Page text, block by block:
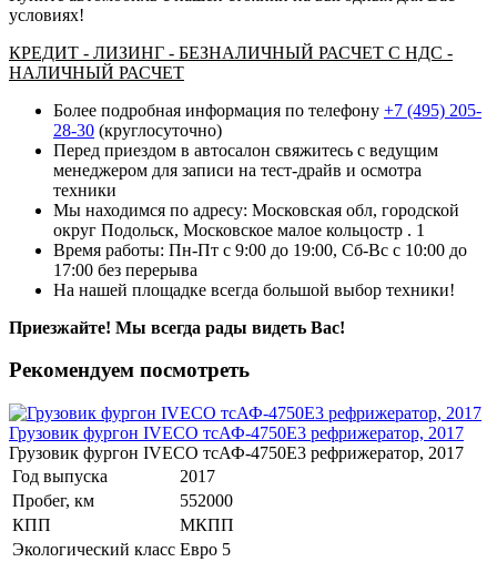
условиях!
КРЕДИТ - ЛИЗИНГ - БЕЗНАЛИЧНЫЙ РАСЧЕТ С НДС -
НАЛИЧНЫЙ РАСЧЕТ
Более подробная информация по телефону +7 (495) 205-
28-30 (круглосуточно)
Перед приездом в автосалон свяжитесь с ведущим
менеджером для записи на тест-драйв и осмотра
техники
Мы находимся по адресу: Московская обл, городской
округ Подольск, Московское малое кольцостр . 1
Время работы: Пн-Пт с 9:00 до 19:00, Сб-Вс с 10:00 до
17:00 без перерыва
На нашей площадке всегда большой выбор техники!
Приезжайте! Мы всегда рады видеть Вас!
Рекомендуем посмотреть
Грузовик фургон IVECO тсАФ-4750Е3 рефрижератор, 2017
Грузовик фургон IVECO тсАФ-4750Е3 рефрижератор, 2017
Год выпуска
2017
Пробег, км
552000
КПП
МКПП
Экологический класс Евро 5